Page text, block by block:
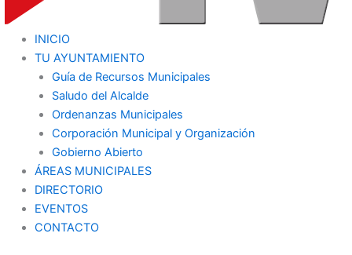
INICIO
TU AYUNTAMIENTO
Guía de Recursos Municipales
Saludo del Alcalde
Ordenanzas Municipales
Corporación Municipal y Organización
Gobierno Abierto
ÁREAS MUNICIPALES
DIRECTORIO
EVENTOS
CONTACTO